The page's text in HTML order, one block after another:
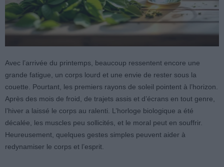
Avec l’arrivée du printemps, beaucoup ressentent encore une
grande fatigue, un corps lourd et une envie de rester sous la
couette. Pourtant, les premiers rayons de soleil pointent à l’horizon.
Après des mois de froid, de trajets assis et d’écrans en tout genre,
l’hiver a laissé le corps au ralenti. L’horloge biologique a été
décalée, les muscles peu sollicités, et le moral peut en souffrir.
Heureusement, quelques gestes simples peuvent aider à
redynamiser le corps et l’esprit.